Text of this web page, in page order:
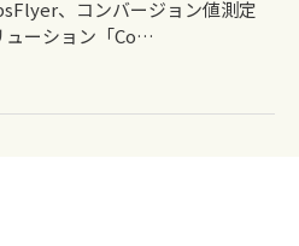
、コンバージョン値測定
ューション「Co…